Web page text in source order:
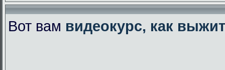
Вот вам видеокурс, как